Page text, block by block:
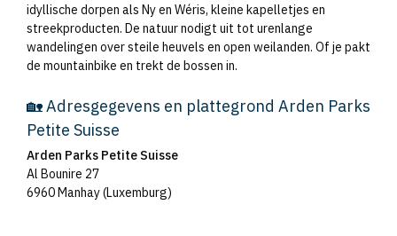
idyllische dorpen als Ny en Wéris, kleine kapelletjes en
streekproducten. De natuur nodigt uit tot urenlange
wandelingen over steile heuvels en open weilanden. Of je pakt
de mountainbike en trekt de bossen in.
🏡 Adresgegevens en plattegrond Arden Parks
Petite Suisse
Arden Parks Petite Suisse
Al Bounire 27
6960 Manhay (Luxemburg)